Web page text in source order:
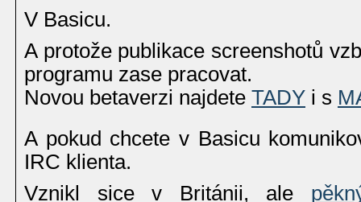
V Basicu.
A protože publikace screenshotů
programu zase pracovat.
Novou betaverzi najdete TADY i s
A pokud chcete v Basicu
IRC klienta.
Vznikl sice v Británii, ale